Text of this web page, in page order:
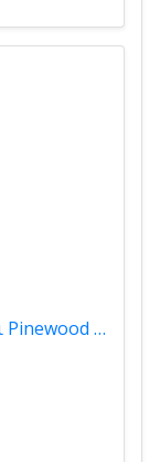
Τεχνικό Κοντομάνικο Μπλουζάκι Pinewood Function T-Shirt Moss Green 5462-153